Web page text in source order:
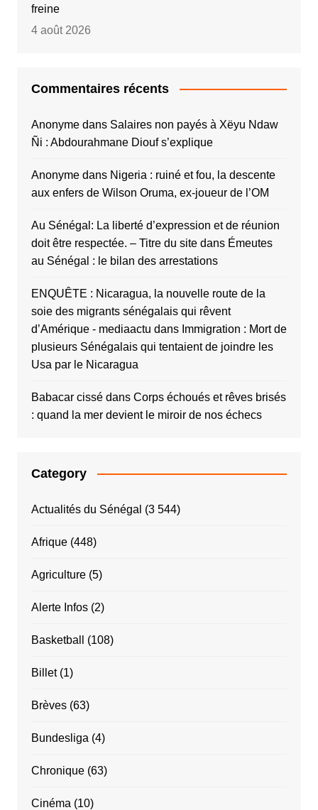
freine
4 août 2026
Commentaires récents
Anonymedans Salaires non payés à Xëyu Ndaw
Ñi : Abdourahmane Diouf s’explique
Anonymedans Nigeria : ruiné et fou, la descente
aux enfers de Wilson Oruma, ex-joueur de l’OM
Au Sénégal: La liberté d’expression et de réunion
doit être respectée. – Titre du sitedans Émeutes
au Sénégal : le bilan des arrestations
ENQUÊTE : Nicaragua, la nouvelle route de la
soie des migrants sénégalais qui rêvent
d’Amérique - mediaactu dans Immigration : Mort de
plusieurs Sénégalais qui tentaient de joindre les
Usa par le Nicaragua
Babacar cissédans Corps échoués et rêves brisés
: quand la mer devient le miroir de nos échecs
Category
Actualités du Sénégal (3 544)
Afrique(448)
Agriculture(5)
Alerte Infos(2)
Basketball (108)
Billet(1)
Brèves(63)
Bundesliga (4)
Chronique(63)
Cinéma (10)